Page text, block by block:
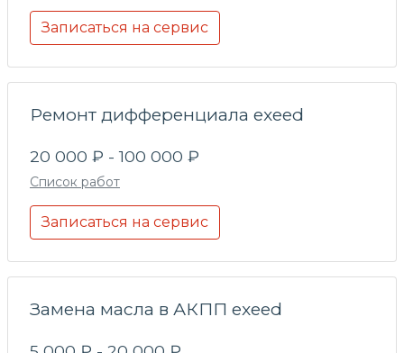
Записаться на сервис
Ремонт дифференциала exeed
20 000 ₽ - 100 000 ₽
Список работ
Записаться на сервис
Замена масла в АКПП exeed